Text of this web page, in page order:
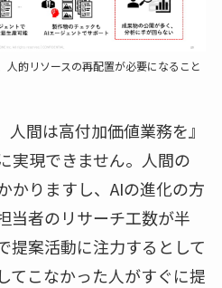
的リソースの再配置が必要になること
人間は高付加価値業務を』
実現できません。人間の
かりますし、AIの進化の方
当者のリサーチ工数が半
提案活動に注力するとして
てこなかった人がすぐに提